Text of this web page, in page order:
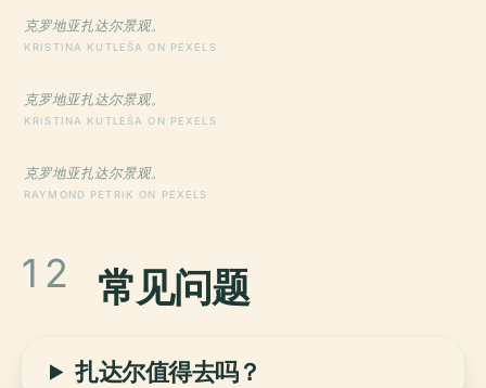
克罗地亚扎达尔景观。
KRISTINA KUTLEŠA ON PEXELS
克罗地亚扎达尔景观。
KRISTINA KUTLEŠA ON PEXELS
克罗地亚扎达尔景观。
RAYMOND PETRIK ON PEXELS
12 常见问题
扎达尔值得去吗？